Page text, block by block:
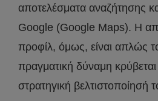
αποτελέσματα αναζήτησης
Google (Google Maps). Η
προφίλ, όμως, είναι απλώς
πραγματική δύναμη
στρατηγική βελτιστοποίησή